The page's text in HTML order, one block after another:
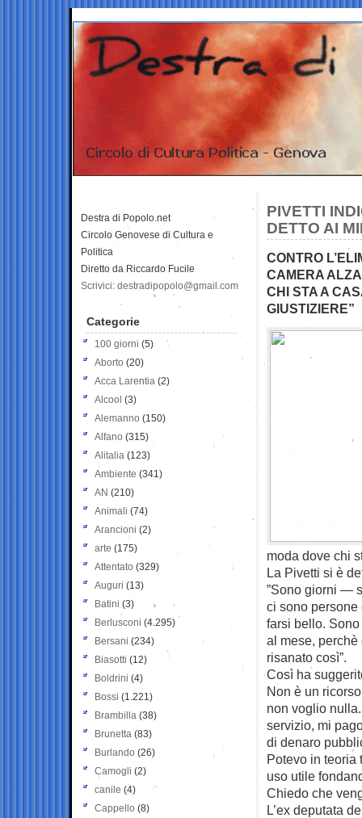
PIVETTI
DETTO AI
CONTRO
CAMERA
CHI STA A
GIUSTIZIERE”
moda dove chi
La Pivetti si è
”Sono giorni —
ci sono
farsi bello.
al mese,
risanato così”.
Così ha
Non è un
non voglio
servizio, mi
di denaro
Potevo in teoria
uso utile
Chiedo che
L’ex deputata
Destra di Popolo.net
Circolo Genovese di Cultura e
Politica
Diretto da Riccardo Fucile
Scrivici: destradipopolo@gmail.com
Categorie
100 giorni (5)
Aborto (20)
Acca Larentia (2)
Alcool (3)
Alemanno (150)
Alfano (315)
Alitalia (123)
Ambiente (341)
AN (210)
Animali (74)
Arancioni (2)
arte (175)
Attentato (329)
Auguri (13)
Batini (3)
Berlusconi (4.295)
Bersani (234)
Biasotti (12)
Boldrini (4)
Bossi (1.221)
Brambilla (38)
Brunetta (83)
Burlando (26)
Camogli (2)
canile (4)
Cappello (8)